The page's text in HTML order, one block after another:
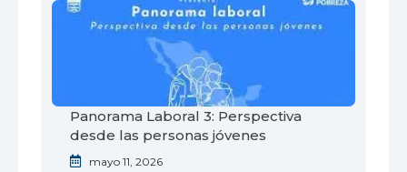
Panorama Laboral 3: Perspectiva
desde las personas jóvenes
mayo 11, 2026